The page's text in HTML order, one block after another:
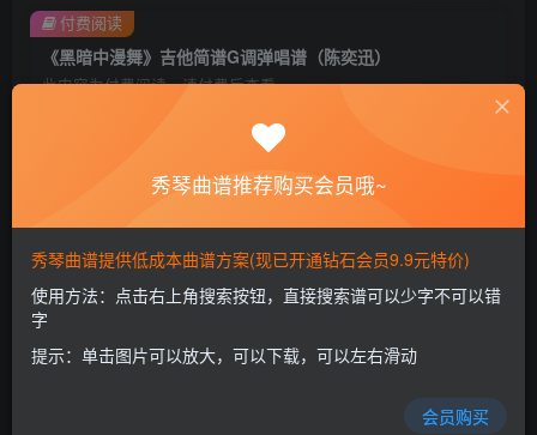
《黑暗中漫舞》吉他简谱G调弹唱谱（陈奕迅）
此内容为付费阅读，请付费后查看
会员专属资源
黄金会员免费 钻石会员
开通会员
付费阅读
秀琴曲谱推荐购买会员哦~
秀琴曲谱提供低成本曲谱方案(现已开通钻石会员9.9元特价)
使用方法：点击右上角搜索按钮，直接搜索谱可以少字不可以错
字
提示：单击图片可以放大，可以下载，可以左右滑动
会员购买